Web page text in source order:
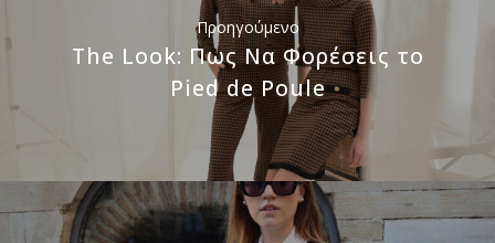
Προηγούμενο
The Look: Πως Να Φορέσεις το
Pied de Poule